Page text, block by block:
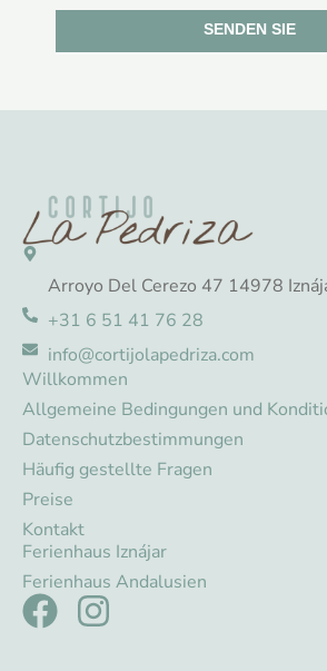
SENDEN SIE
Arroyo Del Cerezo 47 14978
+31 6 51 41 76 28
info@cortijolapedriza.com
Willkommen
Allgemeine Bedingungen und
Datenschutzbestimmungen
Häufig gestellte Fragen
Preise
Kontakt
Ferienhaus Iznájar
Ferienhaus Andalusien